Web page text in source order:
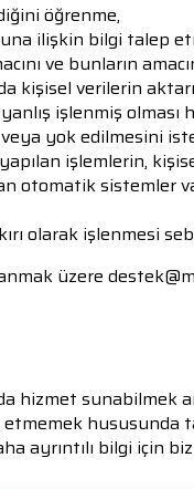
öğrenme,
ilişkin bilgi talep
ve bunların
kişisel verilerin
işlenmiş
yok edilmesini
işlemlerin,
otomatik sistemler
olarak işlenmesi
üzere
hizmet sunabilmek
etmemek
ayrıntılı bilgi